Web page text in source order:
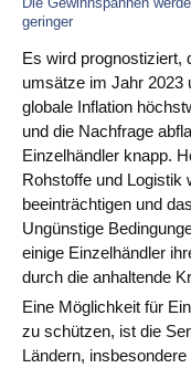
Ecosystem
Microsoft
Shopify
Sana
Partner
Ressourcen
Blog
Die Gewinnspannen
geringer
Es wird prognostiziert,
umsätze im Jahr 2023
globale Inflation
und die Nachfrage
Einzelhändler knapp.
Rohstoffe und Logistik
beeinträchtigen und
Ungünstige
einige Einzelhändler
durch die anhaltende
Eine Möglichkeit für
zu schützen, ist die
Ländern,